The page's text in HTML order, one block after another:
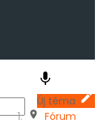
Új téma
Fórum